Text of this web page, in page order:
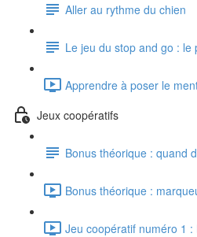
Aller au rythme du chien
Le jeu du stop and go : le
Apprendre à poser le
Jeux coopératifs
Bonus théorique : quand
Bonus théorique :
Jeu coopératif numéro 1